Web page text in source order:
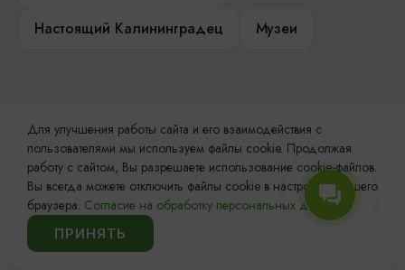
Настоящий Калининградец
Музеи
Контакты Туристского
информационного центра
+7 (4012) 555-200
8 (800) 200-55-39
Для улучшения работы сайта и его взаимодействия с
пользователями мы используем файлы cookie. Продолжая
работу с сайтом, Вы разрешаете использование cookie-файлов.
Вы всегда можете отключить файлы cookie в настройках Вашего
браузера. Согласие на обработку персональных данных.
ПРИНЯТЬ